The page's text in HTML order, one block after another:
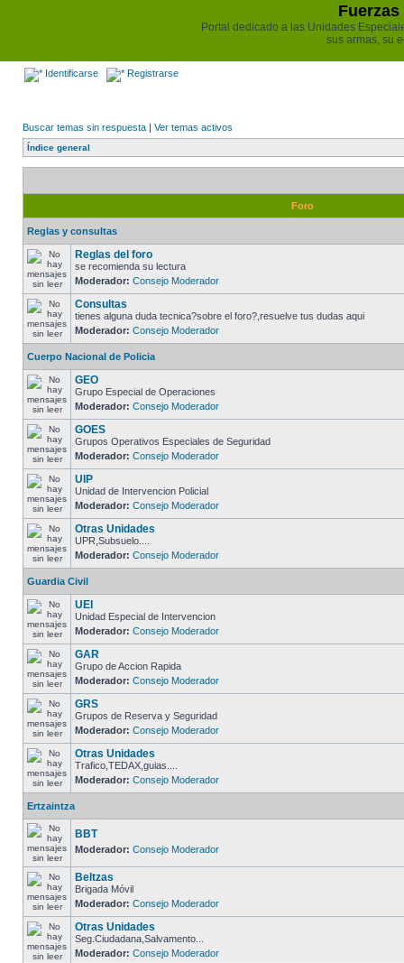
Portal dedicado a las Unidades
sus armas, su
Identificarse Registrarse
Buscar temas sin respuesta | Ver temas activos
Índice general
Foro
Reglas y consultas
Reglas del foro
se recomienda su lectura
Moderador: Consejo Moderador
Consultas
tienes alguna duda tecnica?sobre el foro?,resuelve tus dudas aqui
Moderador: Consejo Moderador
Cuerpo Nacional de Policia
GEO
Grupo Especial de Operaciones
Moderador: Consejo Moderador
GOES
Grupos Operativos Especiales de Seguridad
Moderador: Consejo Moderador
UIP
Unidad de Intervencion Policial
Moderador: Consejo Moderador
Otras Unidades
UPR,Subsuelo....
Moderador: Consejo Moderador
Guardia Civil
UEI
Unidad Especial de Intervencion
Moderador: Consejo Moderador
GAR
Grupo de Accion Rapida
Moderador: Consejo Moderador
GRS
Grupos de Reserva y Seguridad
Moderador: Consejo Moderador
Otras Unidades
Trafico,TEDAX,guias....
Moderador: Consejo Moderador
Ertzaintza
BBT
Moderador: Consejo Moderador
Beltzas
Brigada Móvil
Moderador: Consejo Moderador
Otras Unidades
Seg.Ciudadana,Salvamento...
Moderador: Consejo Moderador